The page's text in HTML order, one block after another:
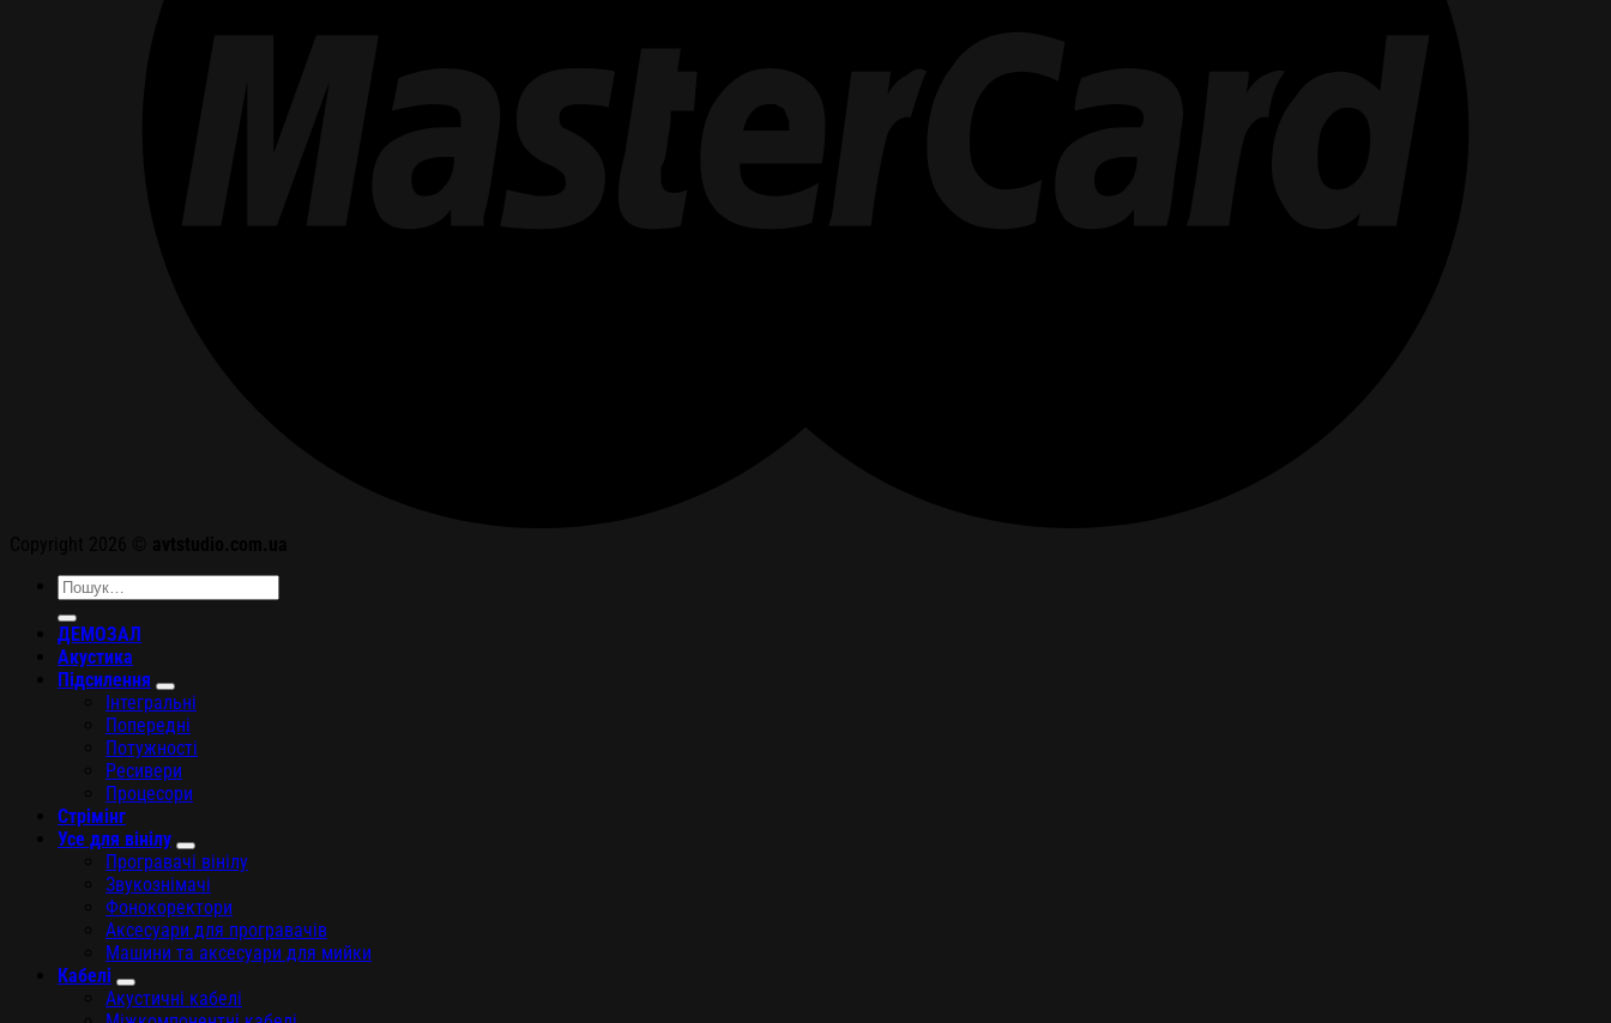
Шукати:
ДЕМОЗАЛ
Акустика
Підсилення
Інтегральні
Попередні
Потужності
Ресивери
Процесори
Стрімінг
Усе для вінілу
Програвачі вінілу
Звукознімачі
Фонокоректори
Аксесуари для програвачів
Машини та аксесуари для мийки
Кабелі
Акустичні кабелі